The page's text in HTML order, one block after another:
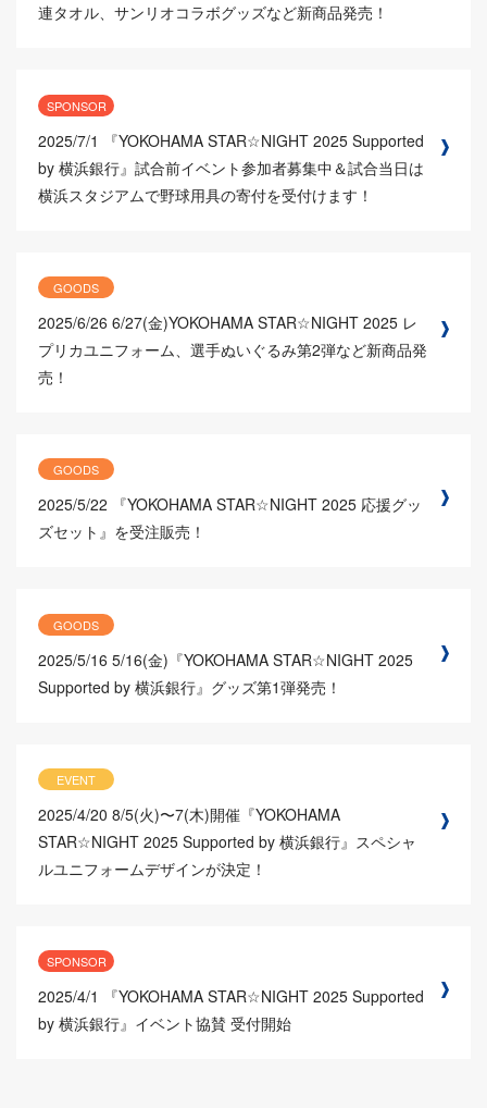
連タオル、サンリオコラボグッズなど新商品発売！
SPONSOR
2025/7/1
『YOKOHAMA STAR☆NIGHT 2025 Supported
by 横浜銀行』試合前イベント参加者募集中＆試合当日は
横浜スタジアムで野球用具の寄付を受付けます！
GOODS
2025/6/26 6/27(金)YOKOHAMA STAR☆NIGHT 2025 レ
プリカユニフォーム、選手ぬいぐるみ第2弾など新商品発
売！
GOODS
2025/5/22
『YOKOHAMA STAR☆NIGHT 2025 応援グッ
ズセット』を受注販売！
GOODS
2025/5/16 5/16(金)『YOKOHAMA STAR☆NIGHT 2025
Supported by 横浜銀行』グッズ第1弾発売！
EVENT
2025/4/20 8/5(火)〜7(木)開催『YOKOHAMA
STAR☆NIGHT 2025 Supported by 横浜銀行』スペシャ
ルユニフォームデザインが決定！
SPONSOR
2025/4/1
『YOKOHAMA STAR☆NIGHT 2025 Supported
by 横浜銀行』イベント協賛 受付開始